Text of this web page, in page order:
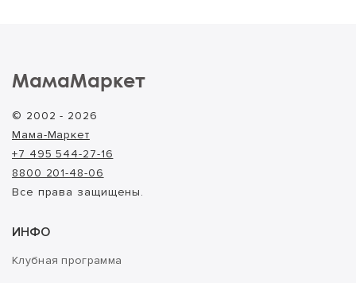
МамаМаркет
© 2002 - 2026
Мама-Маркет
+7 495 544-27-16
8800 201-48-06
Все права защищены.
ИНФО
Клубная программа